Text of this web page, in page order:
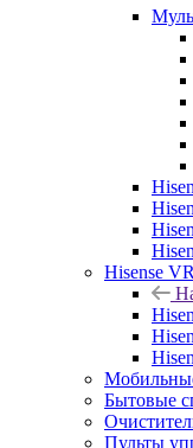
Hisense
Бытовые
Пульты